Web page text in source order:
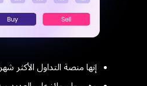
إنها منصة التداول الأكثر